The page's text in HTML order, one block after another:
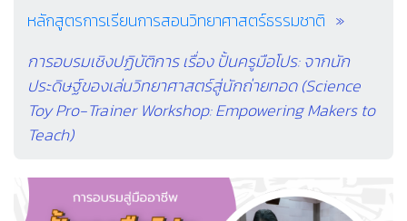
หลักสูตรการเรียนการสอนวิทยาศาสตร์ธรรมชาติ
การอบรมเชิงปฏิบัติการ เรื่อง ปั้นครูมือโปร: จากนัก
ประดิษฐ์ของเล่นวิทยาศาสตร์สู่นักถ่ายทอด (Science
Toy Pro-Trainer Workshop: Empowering Makers to
Teach)